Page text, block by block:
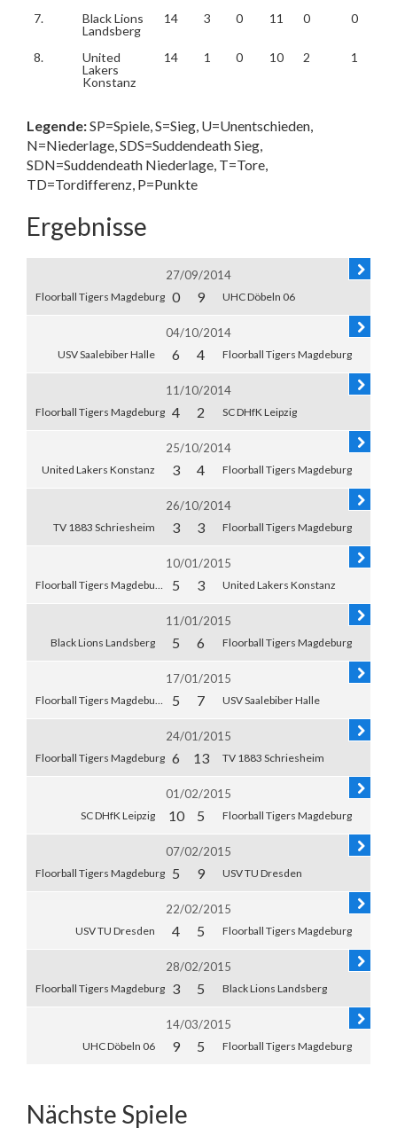
7.
Black Lions
Landsberg
14 3 0 11 0 0
8.
United
Lakers
Konstanz
14 1 0 10 2 1
Legende:SP=Spiele, S=Sieg, U=Unentschieden,
N=Niederlage, SDS=Suddendeath Sieg,
SDN=Suddendeath Niederlage, T=Tore,
TD=Tordifferenz, P=Punkte
Ergebnisse
27/09/2014
Floorball Tigers Magdeburg 0 9 UHC Döbeln 06
04/10/2014
USV Saalebiber Halle 6 4 Floorball Tigers Magdeburg
11/10/2014
Floorball Tigers Magdeburg 4 2 SC DHfK Leipzig
25/10/2014
United Lakers Konstanz 3 4 Floorball Tigers Magdeburg
26/10/2014
TV 1883 Schriesheim 3 3 Floorball Tigers Magdeburg
10/01/2015
Floorball Tigers Magdeburg 5 3 United Lakers Konstanz
11/01/2015
Black Lions Landsberg 5 6 Floorball Tigers Magdeburg
17/01/2015
Floorball Tigers Magdeburg 5 7 USV Saalebiber Halle
24/01/2015
Floorball Tigers Magdeburg 6 13 TV 1883 Schriesheim
01/02/2015
SC DHfK Leipzig 10 5 Floorball Tigers Magdeburg
07/02/2015
Floorball Tigers Magdeburg 5 9 USV TU Dresden
22/02/2015
USV TU Dresden 4 5 Floorball Tigers Magdeburg
28/02/2015
Floorball Tigers Magdeburg 3 5 Black Lions Landsberg
14/03/2015
UHC Döbeln 06 9 5 Floorball Tigers Magdeburg
Nächste Spiele